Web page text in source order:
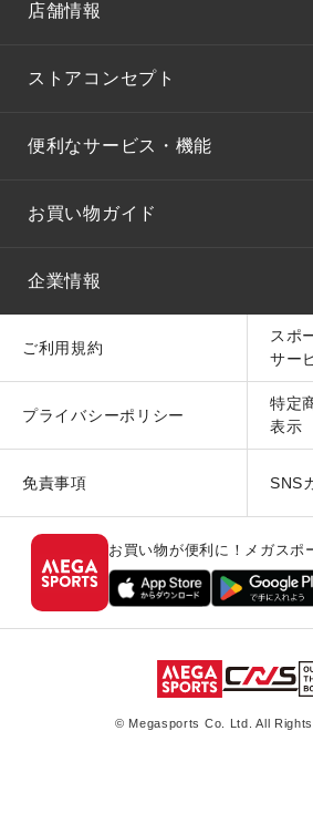
店舗情報
ストアコンセプト
便利なサービス・機能
お買い物ガイド
企業情報
ご利用規約
スポ
サー
プライバシーポリシー
特定
表示
免責事項 SNS
お買い物が便利に！メガスポ
© Megasports Co. Ltd. All